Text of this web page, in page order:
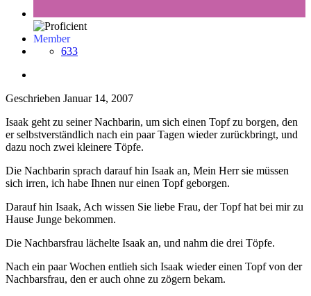
Member
633
Geschrieben Januar 14, 2007
Isaak geht zu seiner Nachbarin, um sich einen Topf zu borgen, den
er selbstverständlich nach ein paar Tagen wieder zurückbringt, und
dazu noch zwei kleinere Töpfe.
Die Nachbarin sprach darauf hin Isaak an, Mein Herr sie müssen
sich irren, ich habe Ihnen nur einen Topf geborgen.
Darauf hin Isaak, Ach wissen Sie liebe Frau, der Topf hat bei mir zu
Hause Junge bekommen.
Die Nachbarsfrau lächelte Isaak an, und nahm die drei Töpfe.
Nach ein paar Wochen entlieh sich Isaak wieder einen Topf von der
Nachbarsfrau, den er auch ohne zu zögern bekam.